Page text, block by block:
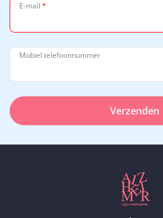
E-mail *
Mobiel telefoonnummer
Verzenden